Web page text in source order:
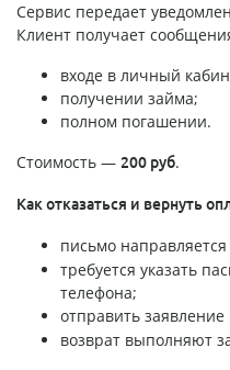
Сервис передает
Клиент получает
входе в личный
получении займа;
полном погашении.
Стоимость — 200 руб.
Как отказаться и вернуть
письмо направляется
требуется указать
телефона;
отправить
возврат выполняют